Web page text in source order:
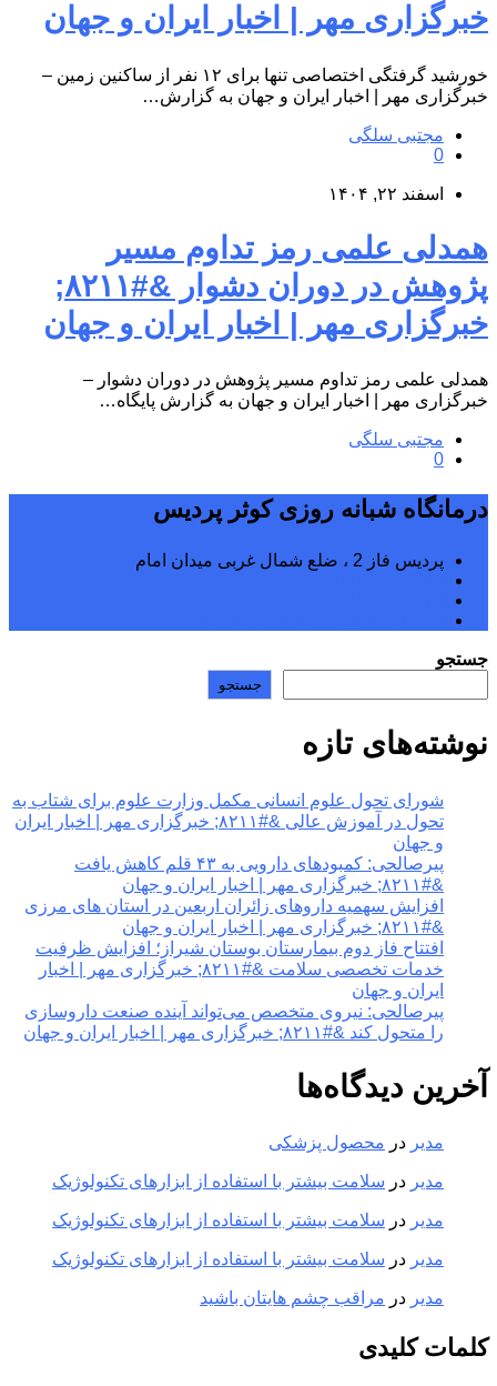
خبرگزاری مهر | اخبار ایران و جهان
خورشید گرفتگی اختصاصی تنها برای ۱۲ نفر از ساکنین زمین –
خبرگزاری مهر | اخبار ایران و جهان به گزارش…
مجتبی سلگی
0
اسفند ۲۲, ۱۴۰۴
همدلی علمی رمز تداوم مسیر
پژوهش در دوران دشوار &#۸۲۱۱;
خبرگزاری مهر | اخبار ایران و جهان
همدلی علمی رمز تداوم مسیر پژوهش در دوران دشوار –
خبرگزاری مهر | اخبار ایران و جهان به گزارش پایگاه…
مجتبی سلگی
0
درمانگاه شبانه روزی کوثر پردیس
پردیس فاز 2 ، ضلع شمال غربی میدان امام
جستجو
جستجو
نوشته‌های تازه
شورای تحول علوم انسانی مکمل وزارت علوم برای شتاب به
تحول در آموزش عالی &#۸۲۱۱; خبرگزاری مهر | اخبار ایران
و جهان
پیرصالحی: کمبودهای دارویی به ۴۳ قلم کاهش یافت
&#۸۲۱۱; خبرگزاری مهر | اخبار ایران و جهان
افزایش سهمیه داروهای زائران اربعین در استان های مرزی
&#۸۲۱۱; خبرگزاری مهر | اخبار ایران و جهان
افتتاح فاز دوم بیمارستان بوستان شیراز؛ افزایش ظرفیت
خدمات تخصصی سلامت &#۸۲۱۱; خبرگزاری مهر | اخبار
ایران و جهان
پیرصالحی: نیروی متخصص می‌تواند آینده صنعت داروسازی
را متحول کند &#۸۲۱۱; خبرگزاری مهر | اخبار ایران و جهان
آخرین دیدگاه‌ها
مدیر در محصول پزشکی
مدیر در سلامت بیشتر با استفاده از ابزارهای تکنولوژیک
مدیر در سلامت بیشتر با استفاده از ابزارهای تکنولوژیک
مدیر در سلامت بیشتر با استفاده از ابزارهای تکنولوژیک
مدیر در مراقب چشم هایتان باشید
کلمات کلیدی